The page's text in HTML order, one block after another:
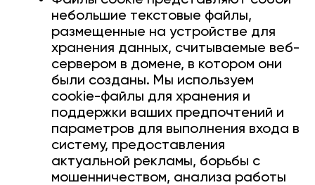
небольшие текстовые файлы,
размещенные на устройстве для
хранения данных, считываемые веб-
сервером в домене, в котором они
были созданы. Мы используем
cookie-файлы для хранения и
поддержки ваших предпочтений и
параметров для выполнения входа в
систему, предоставления
актуальной рекламы, борьбы с
мошенничеством, анализа работы